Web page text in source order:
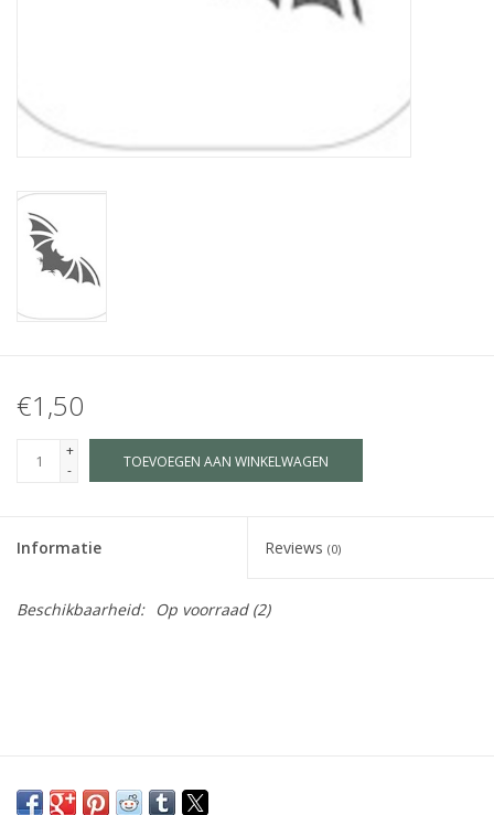
Merken
€1,50
+
-
TOEVOEGEN AAN WINKELWAGEN
Informatie Reviews (0)
Beschikbaarheid: Op voorraad(2)